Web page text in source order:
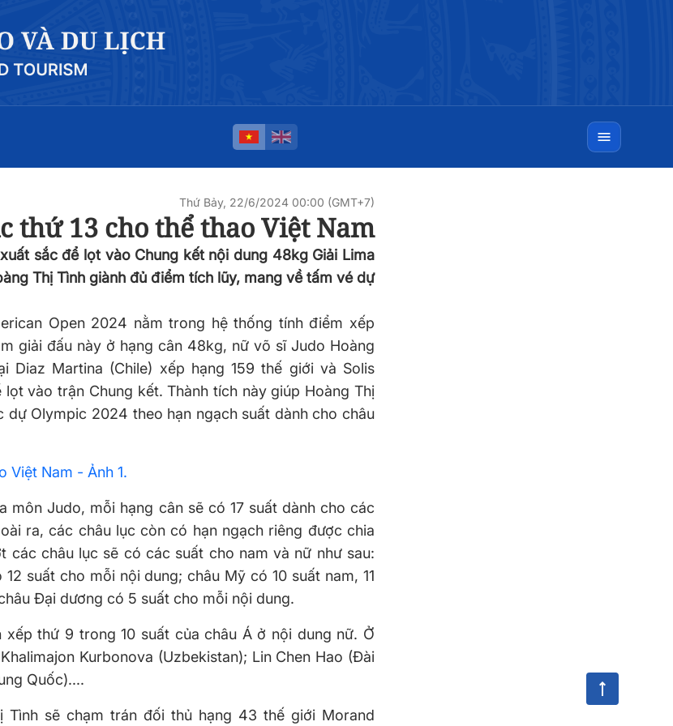
Thứ Bảy, 22/6/2024 00:00 (GMT+7)
thứ 13 cho thể thao Việt Nam
sắc để lọt vào Chung kết nội dung 48kg Giải Lima
Thị Tình giành đủ điểm tích lũy, mang về tấm vé dự
Open 2024 nằm trong hệ thống tính điểm xếp
giải đấu này ở hạng cân 48kg, nữ võ sĩ Judo Hoàng
Diaz Martina (Chile) xếp hạng 159 thế giới và Solis
vào trận Chung kết. Thành tích này giúp Hoàng Thị
Olympic 2024 theo hạn ngạch suất dành cho châu
môn Judo, mỗi hạng cân sẽ có 17 suất dành cho các
ra, các châu lục còn có hạn ngạch riêng được chia
các châu lục sẽ có các suất cho nam và nữ như sau:
suất cho mỗi nội dung; châu Mỹ có 10 suất nam, 11
Đại dương có 5 suất cho mỗi nội dung.
thứ 9 trong 10 suất của châu Á ở nội dung nữ. Ở
Kurbonova (Uzbekistan); Lin Chen Hao (Đài
Quốc)....
sẽ chạm trán đối thủ hạng 43 thế giới Morand